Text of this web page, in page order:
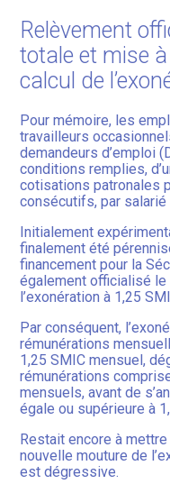
Relèvement
totale et mise
calcul de
Pour mémoire, les
travailleurs
demandeurs d’emploi
conditions remplies,
cotisations patronales
consécutifs, par salarié
Initialement
finalement été
financement pour la
également officialisé le
l’exonération à 1,25
Par conséquent,
rémunérations
1,25 SMIC mensuel,
rémunérations
mensuels, avant de
égale ou supérieure à
Restait encore à
nouvelle mouture de
est dégressive.